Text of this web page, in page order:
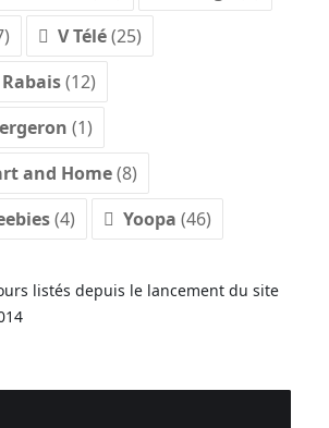
V Télé(25)
(12)
(1)
and Home(8)
(4) Yoopa (46)
listés depuis le lancement du site